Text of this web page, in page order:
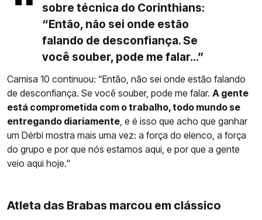
sobre técnica do Corinthians:
“Então, não sei onde estão
falando de desconfiança. Se
você souber, pode me falar...”
Camisa 10 continuou: “Então, não sei onde estão falando
de desconfiança. Se você souber, pode me falar. A gente
está comprometida com o trabalho, todo mundo se
entregando diariamente, e é isso que acho que ganhar
um Dérbi mostra mais uma vez: a força do elenco, a força
do grupo e por que nós estamos aqui, e por que a gente
veio aqui hoje."
Atleta das Brabas marcou em clássico